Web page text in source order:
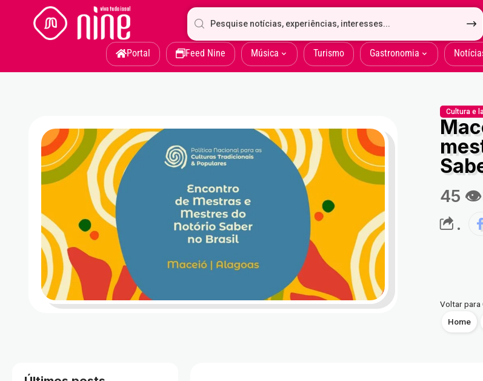
Portal Feed Nine Música Turismo Gastronomia
Cultura e
45 👁
.
Voltar para
Home